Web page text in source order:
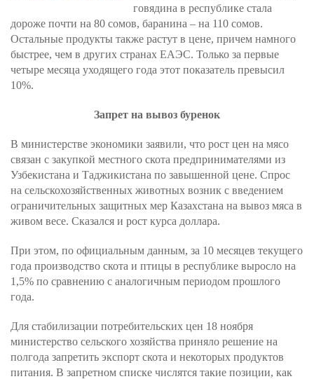
говядина в республике стала
дороже почти на 80 сомов, баранина – на 110 сомов.
Остальные продукты также растут в цене, причем намного
быстрее, чем в других странах ЕАЭС. Только за первые
четыре месяца уходящего года этот показатель превысил
10%.
Запрет на вывоз буренок
В министерстве экономики заявили, что рост цен на мясо
связан с закупкой местного скота предпринимателями из
Узбекистана и Таджикистана по завышенной цене. Спрос
на сельскохозяйственных животных возник с введением
ограничительных защитных мер Казахстана на вывоз мяса в
живом весе. Сказался и рост курса доллара.
При этом, по официальным данным, за 10 месяцев текущего
года производство скота и птицы в республике выросло на
1,5% по сравнению с аналогичным периодом прошлого
года.
Для стабилизации потребительских цен 18 ноября
министерство сельского хозяйства приняло решение на
полгода запретить экспорт скота и некоторых продуктов
питания. В запретном списке числятся такие позиции, как